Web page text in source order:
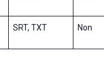
SRT, TXT Non